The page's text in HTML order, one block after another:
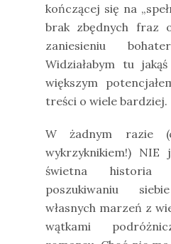
kończącej się na
brak zbędnych fraz
zaniesieniu
Widziałabym tu
większym
treści o wiele bardziej.
W żadnym razie
wykrzyknikiem!)
świetna historia
poszukiwaniu
własnych marzeń z
wątkami